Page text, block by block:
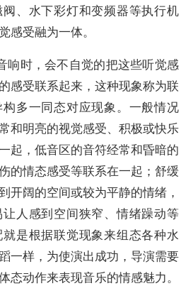
、水下彩灯和变频器等执行机
感受融为一体。
响时，会不自觉的把这些听觉感
感受联系起来，这种现象称为联
多一同态对应现象。一般情况
和明亮的视觉感受、积极或快乐
起，低音区的音符经常和昏暗的
的情态感受等联系在一起；舒缓
开阔的空间或较为平静的情绪，
人感到空间狭窄、情绪躁动等
是根据联觉现象来组态各种水
一样，为使演出成功，导演需要
态动作来表现音乐的情感魅力。